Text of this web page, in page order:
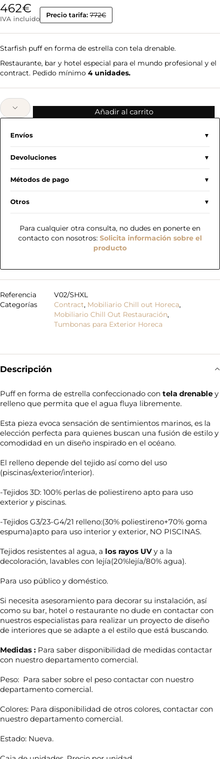
462€
IVA incluido Precio tarifa: 772€
Starfish puff en forma de estrella con tela drenable.
Restaurante, bar y hotel especial para el mundo profesional y el
contract. Pedido mínimo 4 unidades.
Añadir al carrito
Envíos
Devoluciones
Métodos de pago
Otros
Para cualquier otra consulta, no dudes en ponerte en
contacto con nosotros: Solicita información sobre el
producto
Referencia
V02/SHXL
Categorías
Contract, Mobiliario Chill out Horeca,
Mobiliario Chill Out Restauración,
Tumbonas para Exterior Horeca
Descripción
Puff en forma de estrella confeccionado con tela drenable y
relleno que permita que el agua fluya libremente.
Esta pieza evoca sensación de sentimientos marinos, es la
elección perfecta para quienes buscan una fusión de estilo y
comodidad en un diseño inspirado en el océano.
El relleno depende del tejido así como del uso
(piscinas/exterior/interior).
-Tejidos 3D: 100% perlas de poliestireno apto para uso
exterior y piscinas.
-Tejidos G3/23-G4/21 relleno:(30% poliestireno+70% goma
espuma)apto para uso interior y exterior, NO PISCINAS.
Tejidos resistentes al agua, a los rayos UVy a la
decoloración, lavables con lejía(20%lejía/80% agua).
Para uso público y doméstico.
Si necesita asesoramiento para decorar su instalación, así
como su bar, hotel o restaurante no dude en contactar con
nuestros especialistas para realizar un proyecto de diseño
de interiores que se adapte a el estilo que está buscando.
Medidas : Para saber disponibilidad de medidas contactar
con nuestro departamento comercial.
Peso: Para saber sobre el peso contactar con nuestro
departamento comercial.
Colores: Para disponibilidad de otros colores, contactar con
nuestro departamento comercial.
Estado: Nueva.
*
*
N
m